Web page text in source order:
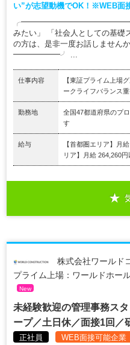
い”が志望動機でOK！※WEB面
╭━━━━━━━━━━━━━━╮ 「
みたい」 「社会人としての基礎
の方は、是非一度お話しま
━━━━━━╯ ...
仕事内容
【東証プライム上場
ークライフバランス重
勤務地
全国47都道府県のプ
す
給与
【首都圏エリア】月
リア】月給 264,260円
株式会社ワールド
プライム上場：ワールドホー
New
未経験歓迎の管理事務ス
ープ／土日休／面接1回
正社員 WEB面接可能企業